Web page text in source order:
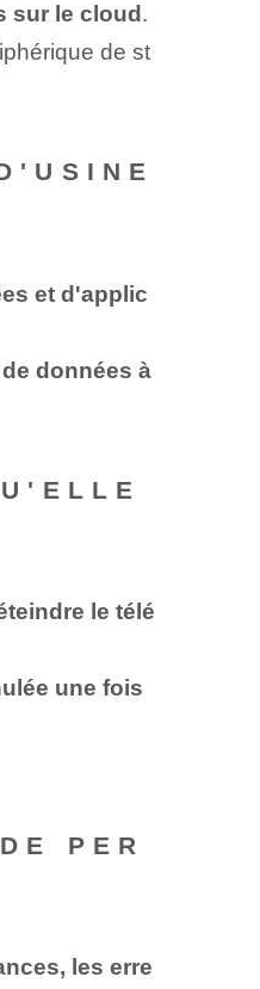
sur le cloud .
de st
et d'applic
données à
le télé
une fois
PER
les erre